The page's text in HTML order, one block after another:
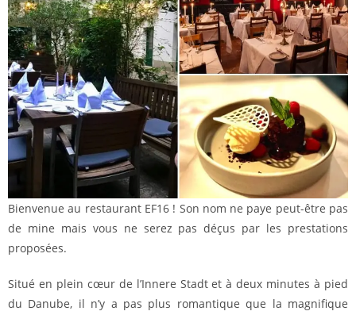
Bienvenue au restaurant EF16 ! Son nom ne paye peut-être pas
de mine mais vous ne serez pas déçus par les prestations
proposées.
Situé en plein cœur de l’Innere Stadt et à deux minutes à pied
du Danube, il n’y a pas plus romantique que la magnifique